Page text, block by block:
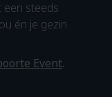
een steeds
én je gezin
Event.